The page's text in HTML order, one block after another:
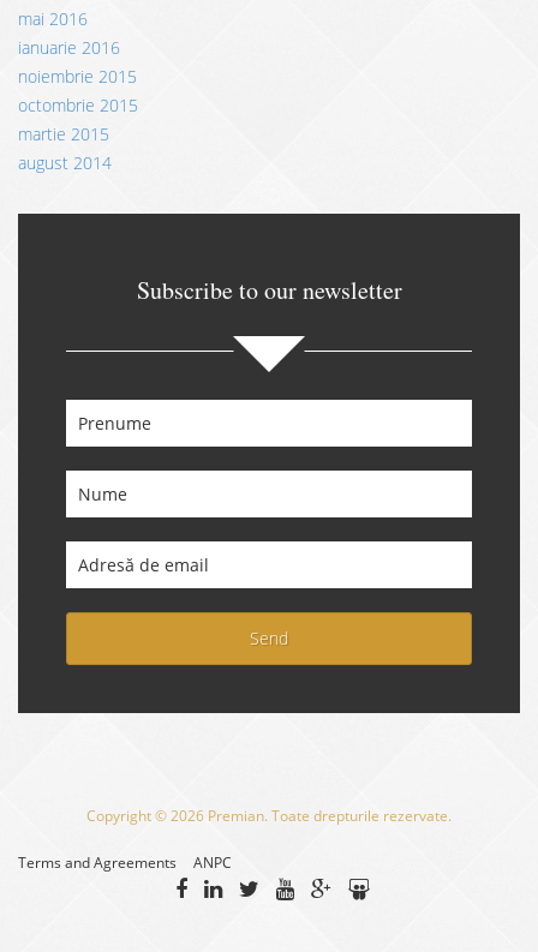
mai 2016
ianuarie 2016
noiembrie 2015
octombrie 2015
martie 2015
august 2014
Subscribe to our newsletter
Send
Copyright © 2026 Premian. Toate drepturile rezervate.
Terms and Agreements ANPC